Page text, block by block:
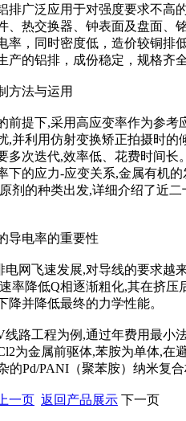
排广泛应用于对强度要求不高
、热交换器、钟表面及盘面、
率，同时密度低，造价较铜排
产的铝排，成份稳定，规格齐全
方法与运用
前提下,采用高应变率作为参
,并利用仿射变换矫正拍摄时
多次迭代,效率低、花费时间
下的应力-应变关系,金属有机
剂的种类出发,详细介绍了近
导电率的重要性
网飞速发展,对导线的要求越
率降低Q相逐渐粗化,其在挤
降并降低最终的力学性能。
路工程为例,通过年费用最小
为金属前驱体,苯胺为单体,在
的Pd/PANI（聚苯胺）纳米复合
上一页 返回产品展示 下一页